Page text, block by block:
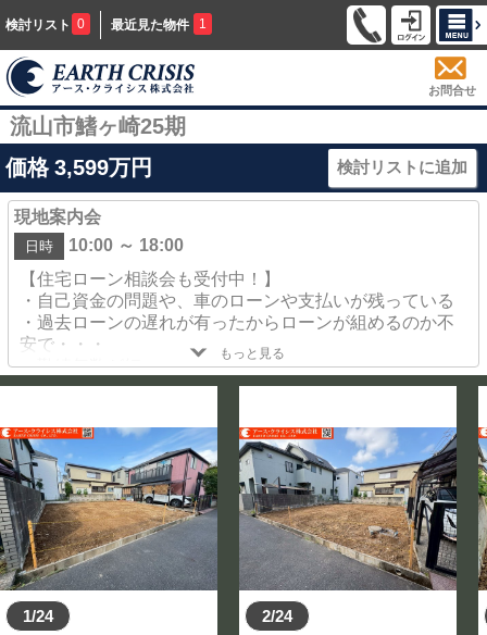
検討リスト 0 最近見た物件 1
お問合せ
流山市鰭ヶ崎25期
価格 3,599万円 検討リストに追加
現地案内会
日時
10:00 ～ 18:00
【住宅ローン相談会も受付中！】
・自己資金の問題や、車のローンや支払いが残っている
・過去ローンの遅れが有ったからローンが組めるのか不
安で・・・
・勤続年数が短い
・希望金額が借り入れ出来なかった
・現在持ち家だけれども住み替えをしたいけど出来るの
かしら？
など御相談下さい！一度住宅ローンを断られた御客様で
も、弊社でローンが通ったケースが多々ございます。
☆当日のご案内や、お仕事帰りの夜の見学も可能です☆
☆他の不動産屋さんののぼりが立っていてもご案内でき
ます☆
もっと見る
1/24 2/24